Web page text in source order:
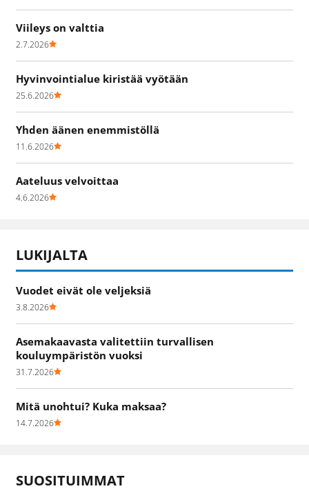
Viileys on valttia
2.7.2026
Hyvinvointialue kiristää vyötään
25.6.2026
Yhden äänen enemmistöllä
11.6.2026
Aateluus velvoittaa
4.6.2026
LUKIJALTA
Vuodet eivät ole veljeksiä
3.8.2026
Asemakaavasta valitettiin turvallisen
kouluympäristön vuoksi
31.7.2026
Mitä unohtui? Kuka maksaa?
14.7.2026
SUOSITUIMMAT